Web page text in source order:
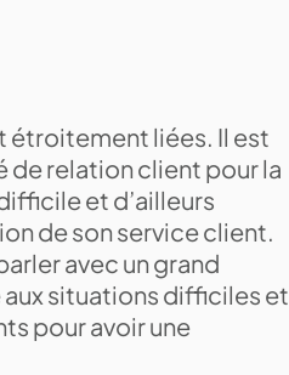
étroitement liées. Il est
relation client pour la
et d’ailleurs
de son service client.
avec un grand
situations difficiles et
pour avoir une